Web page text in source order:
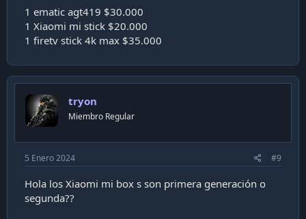
1 ematic agt419 $30.000
1 Xiaomi mi stick $20.000
1 firetv stick 4k max $35.000
tryon
Miembro Regular
5 Enero 2024 #9
Hola los Xiaomi mi box s son primera generación o
segunda??